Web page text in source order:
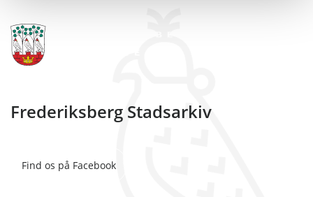
Frederiksberg Stadsarkiv
Find os på Facebook